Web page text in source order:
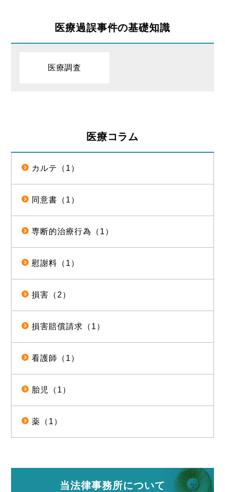
医療過誤事件の基礎知識
医療調査
医療コラム
カルテ（1）
同意書（1）
専断的治療行為（1）
慰謝料（1）
損害（2）
損害賠償請求（1）
看護師（1）
胎児（1）
薬（1）
当法律事務所について